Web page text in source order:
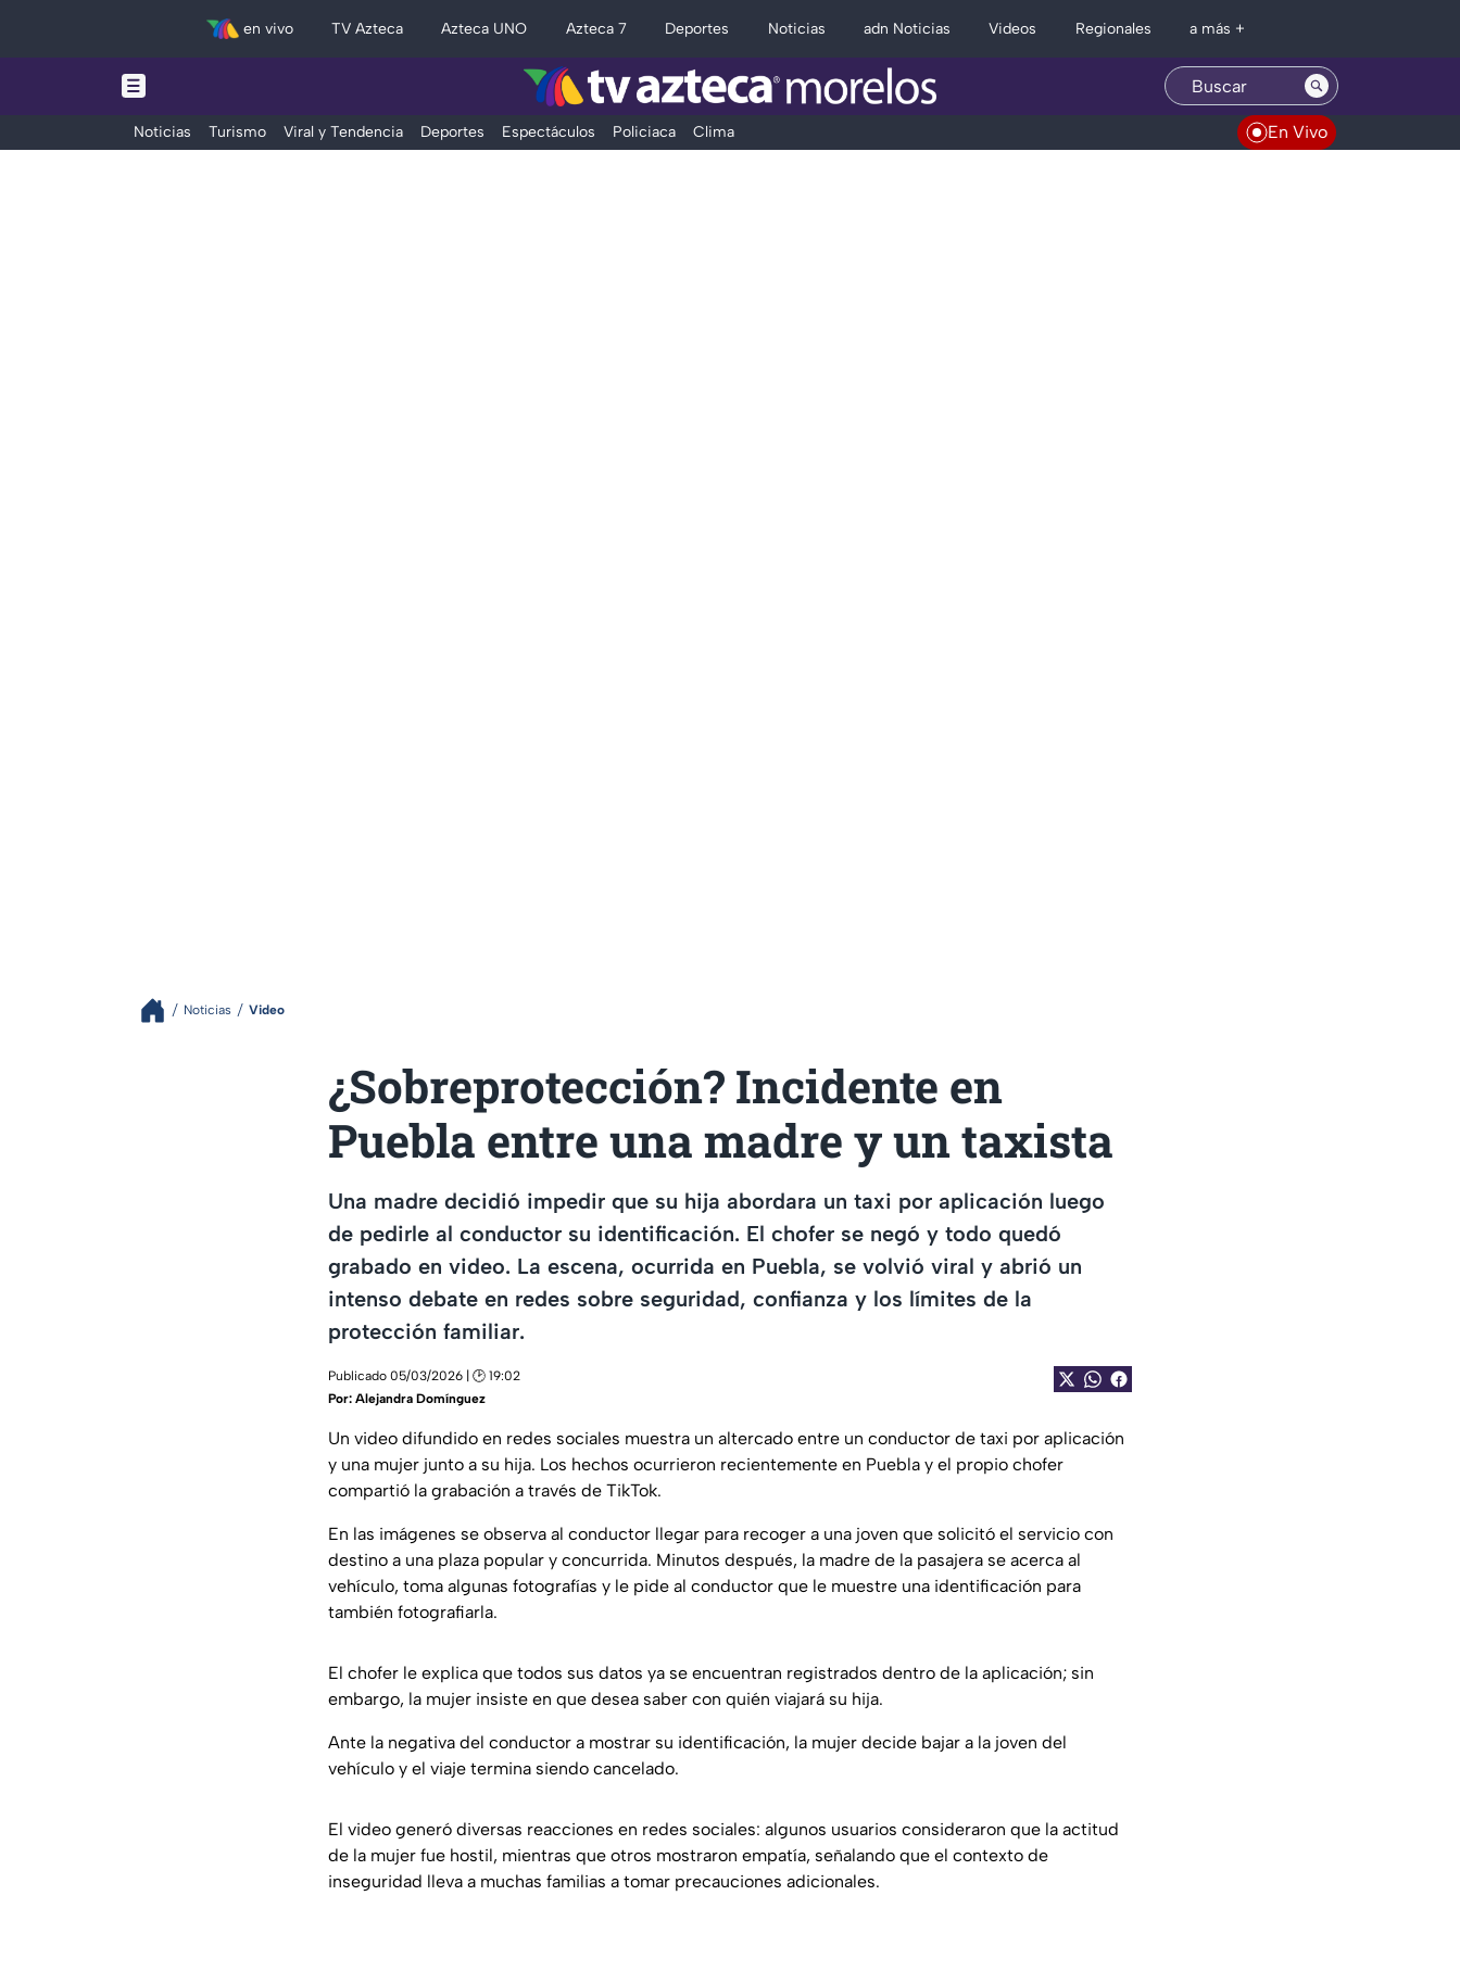
en vivo TV Azteca Azteca UNO Azteca 7 Deportes Noticias adn Noticias Videos Regionales a más +
Noticias Turismo Viral y Tendencia Deportes Espectáculos Policiaca Clima En Vivo
Noticias Video
¿Sobreprotección? Incidente en
Puebla entre una madre y un taxista
Una madre decidió impedir que su hija abordara un taxi por aplicación luego
de pedirle al conductor su identificación. El chofer se negó y todo quedó
grabado en video. La escena, ocurrida en Puebla, se volvió viral y abrió un
intenso debate en redes sobre seguridad, confianza y los límites de la
protección familiar.
Publicado 05/03/2026 | 🕑 19:02
Por: Alejandra Domínguez
Un video difundido en redes sociales muestra un altercado entre un conductor de taxi por aplicación
y una mujer junto a su hija. Los hechos ocurrieron recientemente en Puebla y el propio chofer
compartió la grabación a través de TikTok.
En las imágenes se observa al conductor llegar para recoger a una joven que solicitó el servicio con
destino a una plaza popular y concurrida. Minutos después, la madre de la pasajera se acerca al
vehículo, toma algunas fotografías y le pide al conductor que le muestre una identificación para
también fotografiarla.
El chofer le explica que todos sus datos ya se encuentran registrados dentro de la aplicación; sin
embargo, la mujer insiste en que desea saber con quién viajará su hija.
Ante la negativa del conductor a mostrar su identificación, la mujer decide bajar a la joven del
vehículo y el viaje termina siendo cancelado.
El video generó diversas reacciones en redes sociales: algunos usuarios consideraron que la actitud
de la mujer fue hostil, mientras que otros mostraron empatía, señalando que el contexto de
inseguridad lleva a muchas familias a tomar precauciones adicionales.